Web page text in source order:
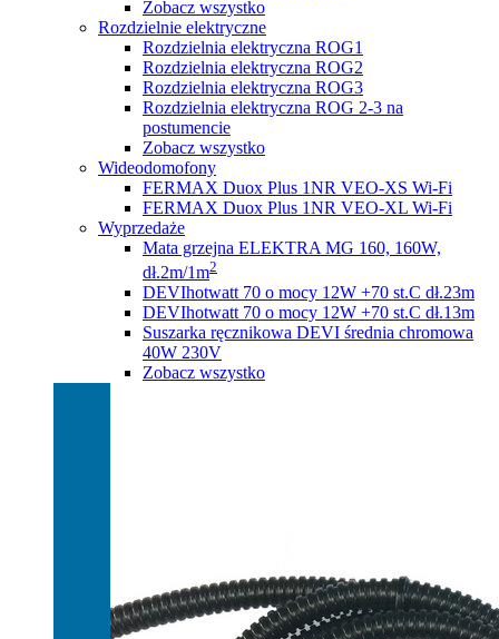
Zobacz wszystko
Rozdzielnie elektryczne
Rozdzielnia elektryczna ROG1
Rozdzielnia elektryczna ROG2
Rozdzielnia elektryczna ROG3
Rozdzielnia elektryczna ROG 2-3 na
postumencie
Zobacz wszystko
Wideodomofony
FERMAX Duox Plus 1NR VEO-XS Wi-Fi
FERMAX Duox Plus 1NR VEO-XL Wi-Fi
Wyprzedaże
Mata grzejna ELEKTRA MG 160, 160W,
dł.2m/1m2
DEVIhotwatt 70 o mocy 12W +70 st.C dł.23m
DEVIhotwatt 70 o mocy 12W +70 st.C dł.13m
Suszarka ręcznikowa DEVI średnia chromowa
40W 230V
Zobacz wszystko